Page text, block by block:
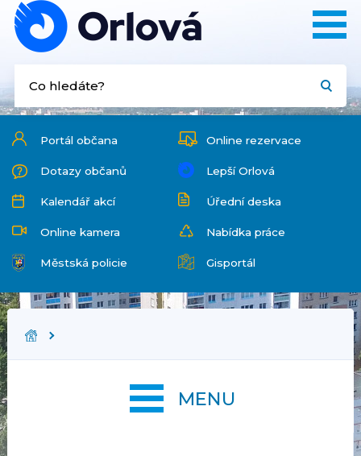
Portál občana Online rezervace
Dotazy občanů Lepší Orlová
Kalendář akcí Úřední deska
Online kamera Nabídka práce
Městská policie Gisportál
MENU